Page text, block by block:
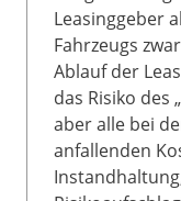
Leasinggeber
Fahrzeugs
Ablauf der
das Risiko des
aber alle bei
anfallenden